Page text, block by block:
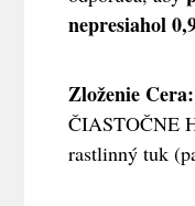
nepresiahol
Zloženie
ČIASTOČNE
rastlinný tuk